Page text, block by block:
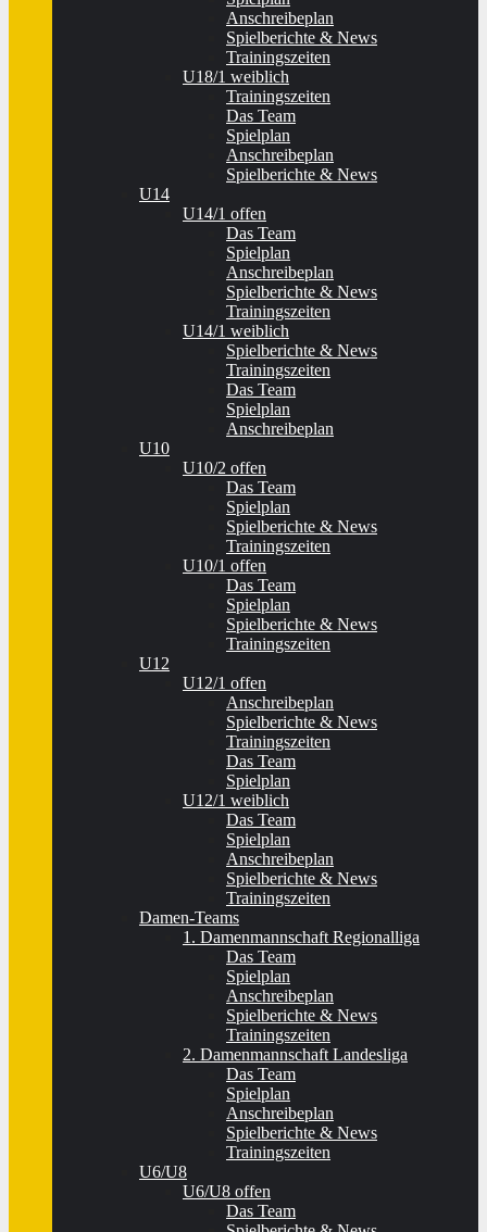
Anschreibeplan
Spielberichte & News
Trainingszeiten
U18/1 weiblich
Trainingszeiten
Das Team
Spielplan
Anschreibeplan
Spielberichte & News
U14
U14/1 offen
Das Team
Spielplan
Anschreibeplan
Spielberichte & News
Trainingszeiten
U14/1 weiblich
Spielberichte & News
Trainingszeiten
Das Team
Spielplan
Anschreibeplan
U10
U10/2 offen
Das Team
Spielplan
Spielberichte & News
Trainingszeiten
U10/1 offen
Das Team
Spielplan
Spielberichte & News
Trainingszeiten
U12
U12/1 offen
Anschreibeplan
Spielberichte & News
Trainingszeiten
Das Team
Spielplan
U12/1 weiblich
Das Team
Spielplan
Anschreibeplan
Spielberichte & News
Trainingszeiten
Damen-Teams
1. Damenmannschaft Regionalliga
Das Team
Spielplan
Anschreibeplan
Spielberichte & News
Trainingszeiten
2. Damenmannschaft Landesliga
Das Team
Spielplan
Anschreibeplan
Spielberichte & News
Trainingszeiten
U6/U8
U6/U8 offen
Das Team